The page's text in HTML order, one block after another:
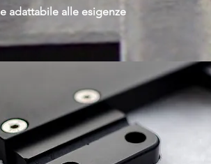
e adattabile alle esigenze